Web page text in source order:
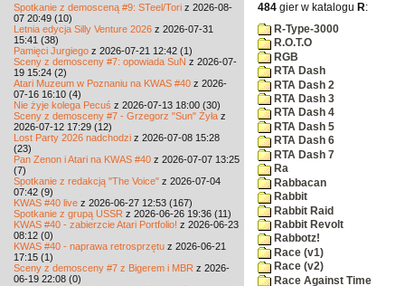
Spotkanie z demosceną #9: STeel/Tori z 2026-08-
07 20:49 (10)
Letnia edycja Silly Venture 2026 z 2026-07-31
15:41 (38)
Pamięci Jurgiego z 2026-07-21 12:42 (1)
Sceny z demosceny #7: opowiada SuN z 2026-07-
19 15:24 (2)
Atari Muzeum w Poznaniu na KWAS #40 z 2026-
07-16 16:10 (4)
Nie żyje kolega Pecuś z 2026-07-13 18:00 (30)
Sceny z demosceny #7 - Grzegorz "Sun" Żyła z
2026-07-12 17:29 (12)
Lost Party 2026 nadchodzi z 2026-07-08 15:28
(23)
Pan Zenon i Atari na KWAS #40 z 2026-07-07 13:25
(7)
Spotkanie z redakcją "The Voice" z 2026-07-04
07:42 (9)
KWAS #40 live z 2026-06-27 12:53 (167)
Spotkanie z grupą USSR z 2026-06-26 19:36 (11)
KWAS #40 - zabierzcie Atari Portfolio! z 2026-06-23
08:12 (0)
KWAS #40 - naprawa retrosprzętu z 2026-06-21
17:15 (1)
Sceny z demosceny #7 z Bigerem i MBR z 2026-
06-19 22:08 (0)
484 gier w katalogu R:
R-Type-3000
R.O.T.O
RGB
RTA Dash
RTA Dash 2
RTA Dash 3
RTA Dash 4
RTA Dash 5
RTA Dash 6
RTA Dash 7
Ra
Rabbacan
Rabbit
Rabbit Raid
Rabbit Revolt
Rabbotz!
Race (v1)
Race (v2)
Race Against Time